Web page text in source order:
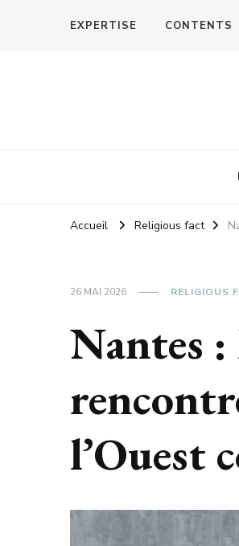
EXPERTISE CONTENTS
Accueil Religious fact
26 MAI 2026 RELIGIOUS
Nantes
l’Ouest